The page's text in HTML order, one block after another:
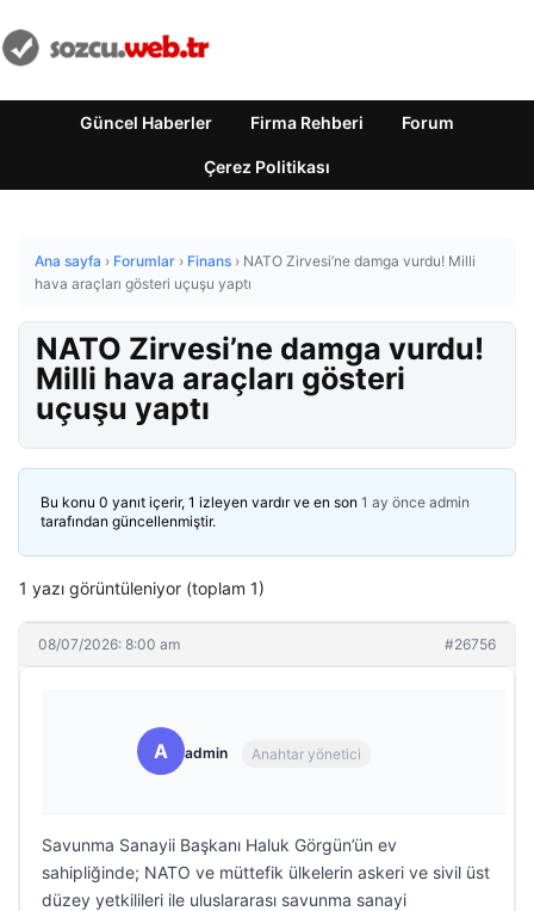
Güncel Haberler Firma Rehberi Forum
Çerez Politikası
Ana sayfa › Forumlar › Finans › NATO Zirvesi’ne damga vurdu! Milli
hava araçları gösteri uçuşu yaptı
NATO Zirvesi’ne damga vurdu!
Milli hava araçları gösteri
uçuşu yaptı
Bu konu 0 yanıt içerir, 1 izleyen vardır ve en son 1 ay önce admin
tarafından güncellenmiştir.
1 yazı görüntüleniyor (toplam 1)
08/07/2026: 8:00 am #26756
A admin Anahtar yönetici
Savunma Sanayii Başkanı Haluk Görgün’ün ev
sahipliğinde; NATO ve müttefik ülkelerin askeri ve sivil üst
düzey yetkilileri ile uluslararası savunma sanayi